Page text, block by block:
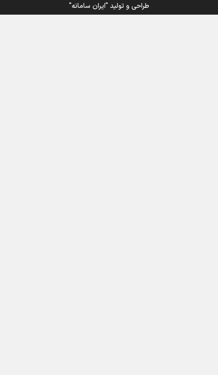
طراحی و تولید"ایران سامانه"